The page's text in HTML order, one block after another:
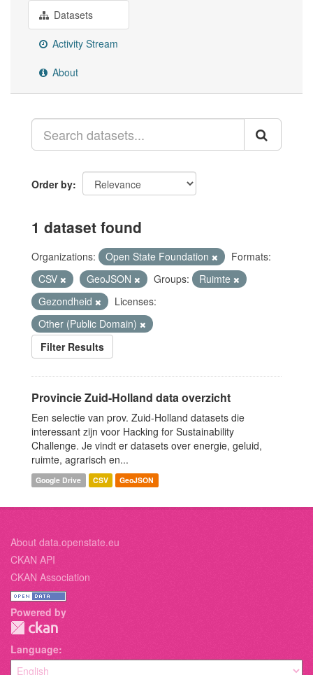
Datasets
Activity Stream
About
Order by
1 dataset found
Organizations: Open State Foundation
Formats:
CSV
GeoJSON Groups:
Ruimte
Gezondheid
Licenses:
Other (Public Domain)
Filter Results
Provincie Zuid-Holland data overzicht
Een selectie van prov. Zuid-Holland datasets die
interessant zijn voor Hacking for Sustainability
Challenge. Je vindt er datasets over energie, geluid,
ruimte, agrarisch en...
Google Drive CSV GeoJSON
About data.openstate.eu
CKAN API
CKAN Association
Powered by
Language